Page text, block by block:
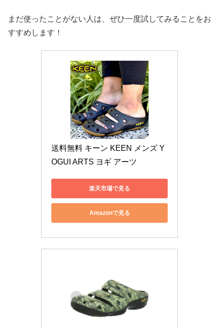
まだ使ったことがない人は、ぜひ一度試してみることをお
すすめします！
送料無料 キーン KEEN メンズ Y
OGUI ARTS ヨギ アーツ
楽天市場で見る
Amazonで見る